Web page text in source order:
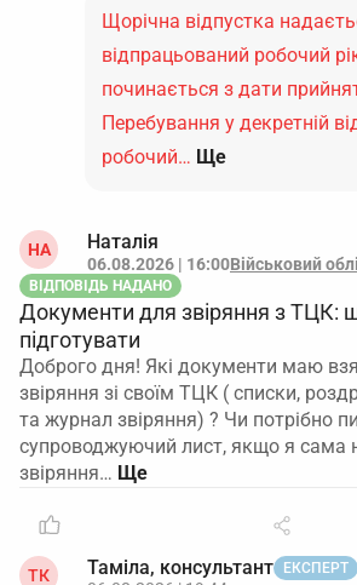
Щорічна відпустка
відпрацьований робочий
починається з дати
Перебування у декретній
робочий… Ще
НА Наталія
06.08.2026 | 16:00Військовий
ВІДПОВІДЬ НАДАНО
Документи для звіряння з ТЦК:
підготувати
Доброго дня! Які документи маю
звіряння зі своїм ТЦК ( списки,
та журнал звіряння) ? Чи потрібно
супроводжуючий лист, якщо я сама
звіряння…
ТК Таміла, консультант ЕКСПЕРТ